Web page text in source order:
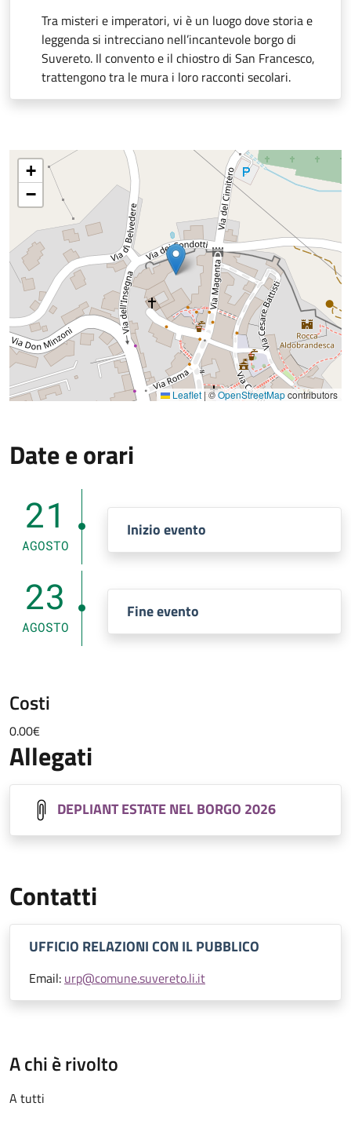
Tra misteri e imperatori, vi è un luogo dove storia e
leggenda si intrecciano nell’incantevole borgo di
Suvereto. Il convento e il chiostro di San Francesco,
trattengono tra le mura i loro racconti secolari.
+
−
Leaflet |©OpenStreetMapcontributors
Date e orari
21
AGOSTO
Inizio evento
23
AGOSTO
Fine evento
Costi
0.00€
Allegati
DEPLIANT ESTATE NEL BORGO 2026
Contatti
UFFICIO RELAZIONI CON IL PUBBLICO
Email: urp@comune.suvereto.li.it
A chi è rivolto
A tutti